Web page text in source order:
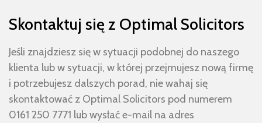
Skontaktuj się z Optimal Solicitors
Jeśli znajdziesz się w sytuacji podobnej do naszego
klienta lub w sytuacji, w której przejmujesz nową firmę
i potrzebujesz dalszych porad, nie wahaj się
skontaktować z Optimal Solicitors pod numerem
0161 250 7771 lub wysłać e-mail na adres